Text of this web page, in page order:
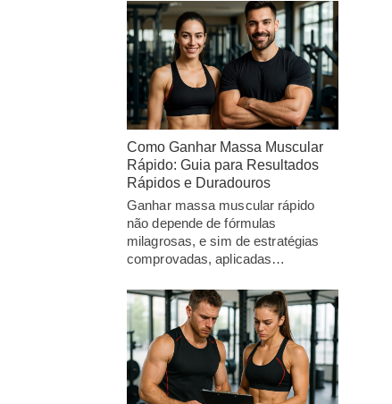
Como Ganhar Massa Muscular
Rápido: Guia para Resultados
Rápidos e Duradouros
Ganhar massa muscular rápido
não depende de fórmulas
milagrosas, e sim de estratégias
comprovadas, aplicadas…